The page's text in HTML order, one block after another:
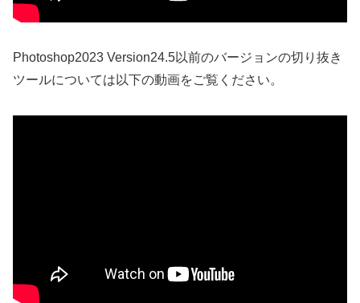
Photoshop2023 Version24.5以前のバージョンの切り抜き
ツールについては以下の動画をご覧ください。